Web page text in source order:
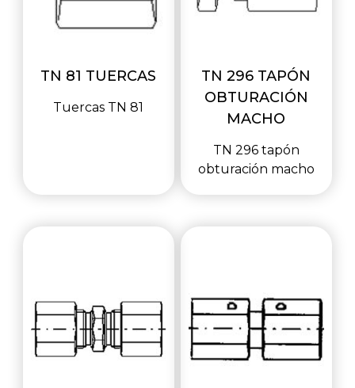
TN 81 TUERCAS
Tuercas TN 81
TN 296 TAPÓN
OBTURACIÓN
MACHO
TN 296 tapón
obturación macho